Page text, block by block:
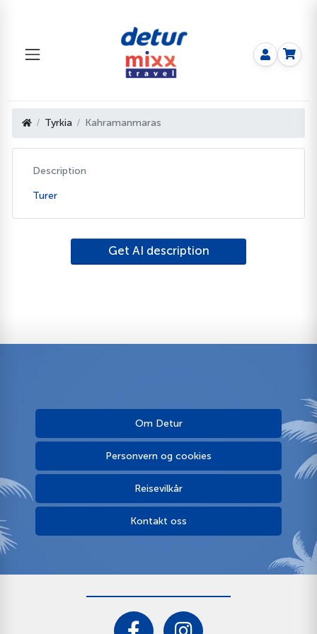
Tyrkia Kahramanmaras
Description
Turer
Get AI description
Om Detur
Personvern og cookies
Reisevilkår
Kontakt oss